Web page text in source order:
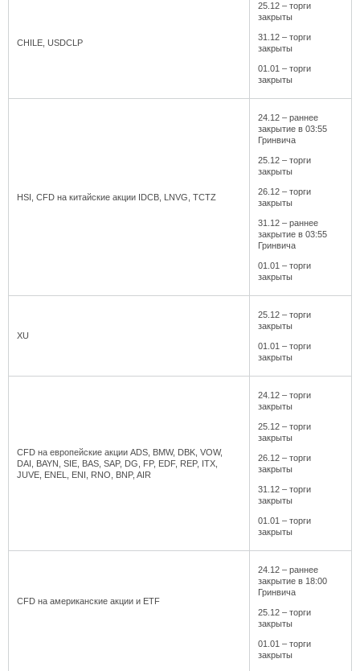
CHILE, USDCLP
25.12 – торги
закрыты
31.12 – торги
закрыты
01.01 – торги
закрыты
HSI, CFD на китайские акции IDCB, LNVG, TCTZ
24.12 – раннее
закрытие в 03:55
Гринвича
25.12 – торги
закрыты
26.12 – торги
закрыты
31.12 – раннее
закрытие в 03:55
Гринвича
01.01 – торги
закрыты
XU
25.12 – торги
закрыты
01.01 – торги
закрыты
CFD на европейские акции ADS, BMW, DBK, VOW,
DAI, BAYN, SIE, BAS, SAP, DG, FP, EDF, REP, ITX,
JUVE, ENEL, ENI, RNO, BNP, AIR
24.12 – торги
закрыты
25.12 – торги
закрыты
26.12 – торги
закрыты
31.12 – торги
закрыты
01.01 – торги
закрыты
CFD на американские акции и ETF
24.12 – раннее
закрытие в 18:00
Гринвича
25.12 – торги
закрыты
01.01 – торги
закрыты